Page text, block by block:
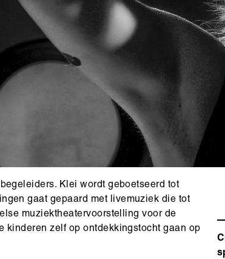
Klei wordt geboetseerd tot
gaat gepaard met livemuziek die tot
muziektheatervoorstelling voor de
kinderen zelf op ontdekkingstocht gaan op